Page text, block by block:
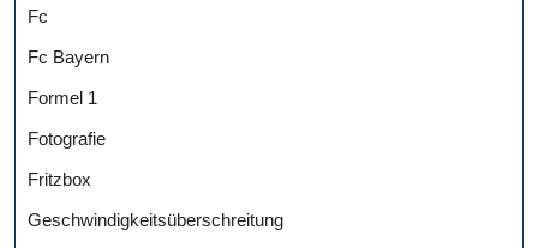
Fc
Fc Bayern
Formel 1
Fotografie
Fritzbox
Geschwindigkeitsüberschreitung